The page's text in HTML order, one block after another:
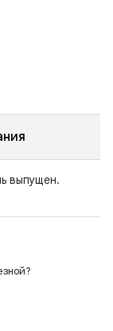
выпущен.